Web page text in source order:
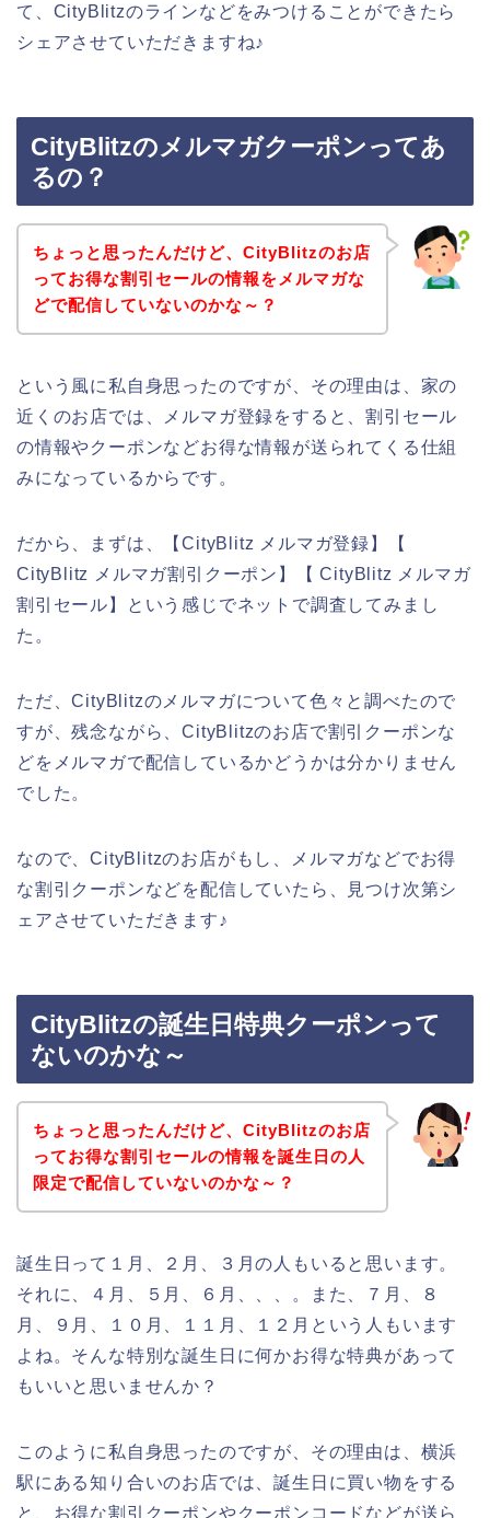
て、CityBlitzのラインなどをみつけることができたら
シェアさせていただきますね♪
CityBlitzのメルマガクーポンってあ
るの？
ちょっと思ったんだけど、CityBlitzのお店
ってお得な割引セールの情報をメルマガな
どで配信していないのかな～？
という風に私自身思ったのですが、その理由は、家の
近くのお店では、メルマガ登録をすると、割引セール
の情報やクーポンなどお得な情報が送られてくる仕組
みになっているからです。
だから、まずは、【CityBlitz メルマガ登録】【
CityBlitz メルマガ割引クーポン】【 CityBlitz メルマガ
割引セール】という感じでネットで調査してみまし
た。
ただ、CityBlitzのメルマガについて色々と調べたので
すが、残念ながら、CityBlitzのお店で割引クーポンな
どをメルマガで配信しているかどうかは分かりません
でした。
なので、CityBlitzのお店がもし、メルマガなどでお得
な割引クーポンなどを配信していたら、見つけ次第シ
ェアさせていただきます♪
CityBlitzの誕生日特典クーポンって
ないのかな～
ちょっと思ったんだけど、CityBlitzのお店
ってお得な割引セールの情報を誕生日の人
限定で配信していないのかな～？
誕生日って１月、２月、３月の人もいると思います。
それに、４月、５月、６月、、、。また、７月、８
月、９月、１０月、１１月、１２月という人もいます
よね。そんな特別な誕生日に何かお得な特典があって
もいいと思いませんか？
このように私自身思ったのですが、その理由は、横浜
駅にある知り合いのお店では、誕生日に買い物をする
と、お得な割引クーポンやクーポンコードなどが送ら